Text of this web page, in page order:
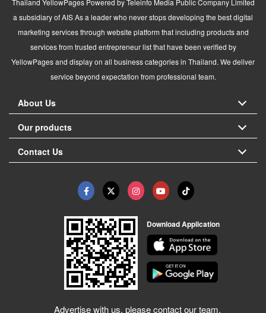
a subsidiary of AIS As a leader who never stops developing the best digital
marketing services through website platform that including products and
services from trusted entrepreneur list that have been verified by
YellowPages and display on all business categories in Thailand. We deliver
service beyond expectation from professional team.
About Us
Our products
Contact Us
Download Application
Advertise with us, please contact our team.